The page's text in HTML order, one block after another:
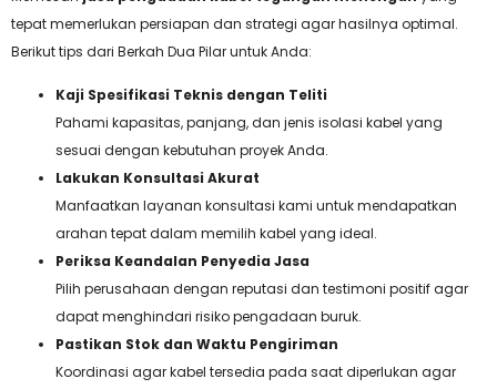
tepat memerlukan persiapan dan strategi agar hasilnya optimal.
Berikut tips dari Berkah Dua Pilar untuk Anda:
Kaji Spesifikasi Teknis dengan Teliti
Pahami kapasitas, panjang, dan jenis isolasi kabel yang
sesuai dengan kebutuhan proyek Anda.
Lakukan Konsultasi Akurat
Manfaatkan layanan konsultasi kami untuk mendapatkan
arahan tepat dalam memilih kabel yang ideal.
Periksa Keandalan Penyedia Jasa
Pilih perusahaan dengan reputasi dan testimoni positif agar
dapat menghindari risiko pengadaan buruk.
Pastikan Stok dan Waktu Pengiriman
Koordinasi agar kabel tersedia pada saat diperlukan agar